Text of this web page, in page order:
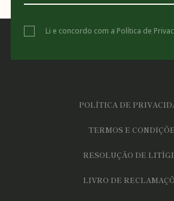
Li e concordo com a Política de
POLÍTICA DE
TERMOS E
RESOLUÇÃO DE
LIVRO DE